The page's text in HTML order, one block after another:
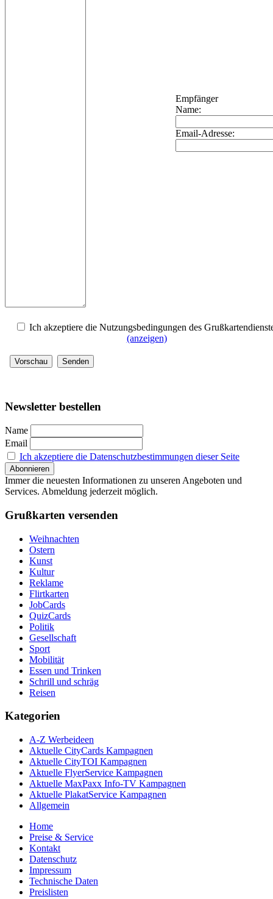
Empfänger
Name:
Email-Adresse:
Ich akzeptiere die Nutzungsbedingungen des
(anzeigen)
Newsletter bestellen
Name
Email
Ich akzeptiere die Datenschutzbestimmungen dieser Seite
Immer die neuesten Informationen zu unseren Angeboten und
Services. Abmeldung jederzeit möglich.
Grußkarten versenden
Weihnachten
Ostern
Kunst
Kultur
Reklame
Flirtkarten
JobCards
QuizCards
Politik
Gesellschaft
Sport
Mobilität
Essen und Trinken
Schrill und schräg
Reisen
Kategorien
A-Z Werbeideen
Aktuelle CityCards Kampagnen
Aktuelle CityTOI Kampagnen
Aktuelle FlyerService Kampagnen
Aktuelle MaxPaxx Info-TV Kampagnen
Aktuelle PlakatService Kampagnen
Allgemein
Home
Preise & Service
Kontakt
Datenschutz
Impressum
Technische Daten
Preislisten